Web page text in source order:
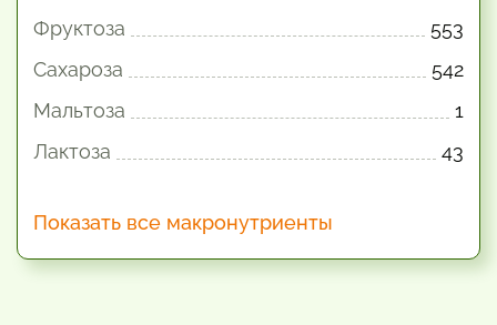
Фруктоза
553
Сахароза
542
Мальтоза
1
Лактоза
43
Показать все макронутриенты